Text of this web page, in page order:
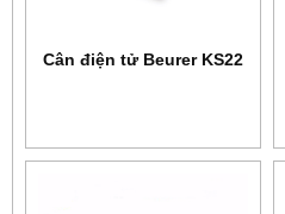
Cân điện tử Beurer KS22